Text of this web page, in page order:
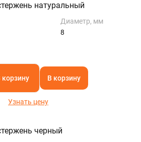
натуральный
Диаметр, мм
8
корзину В корзину
Узнать цену
черный